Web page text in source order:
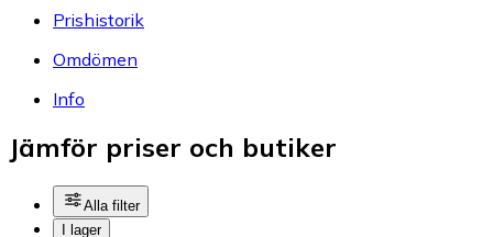
Prishistorik
Omdömen
Info
Jämför priser och butiker
Alla filter
I lager